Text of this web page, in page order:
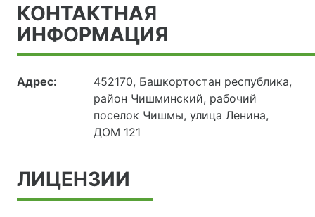
КОНТАКТНАЯ
ИНФОРМАЦИЯ
Адрес:
452170, Башкортостан республика,
район Чишминский, рабочий
поселок Чишмы, улица Ленина,
ДОМ 121
ЛИЦЕНЗИИ